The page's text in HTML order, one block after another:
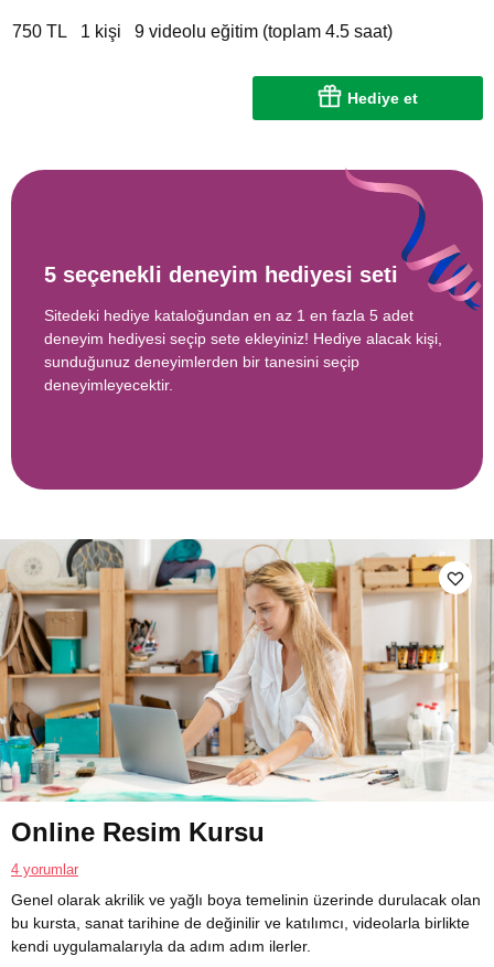
750 TL 1 kişi 9 videolu eğitim (toplam 4.5 saat)
Hediye et
5 seçenekli deneyim hediyesi seti
Sitedeki hediye kataloğundan en az 1 en fazla 5 adet
deneyim hediyesi seçip sete ekleyiniz! Hediye alacak kişi,
sunduğunuz deneyimlerden bir tanesini seçip
deneyimleyecektir.
Online Resim Kursu
4 yorumlar
Genel olarak akrilik ve yağlı boya temelinin üzerinde durulacak olan
bu kursta, sanat tarihine de değinilir ve katılımcı, videolarla birlikte
kendi uygulamalarıyla da adım adım ilerler.